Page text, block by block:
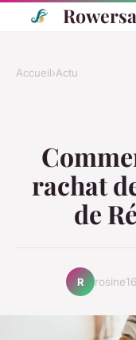
Accueil›Actu
rachat
de
R rosine